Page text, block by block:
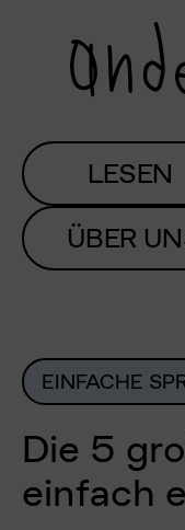
LESEN
ÜBER
EINFACHE
Die 5
einfach